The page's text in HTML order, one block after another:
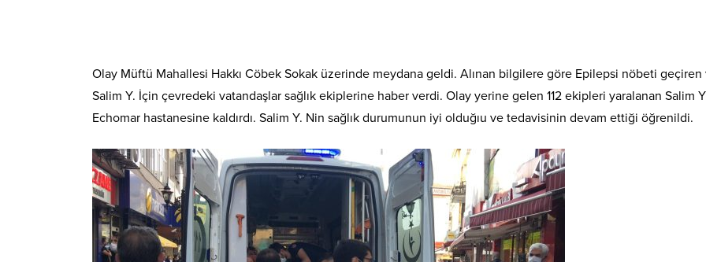
Olay Müftü Mahallesi Hakkı Cöbek Sokak üzerinde meydana geldi. Alınan bilgilere göre Epilepsi nöbeti geçiren
Salim Y. İçin çevredeki vatandaşlar sağlık ekiplerine haber verdi. Olay yerine gelen 112 ekipleri yaralanan Salim
Echomar hastanesine kaldırdı. Salim Y. Nin sağlık durumunun iyi olduğıu ve tedavisinin devam ettiği öğrenildi.